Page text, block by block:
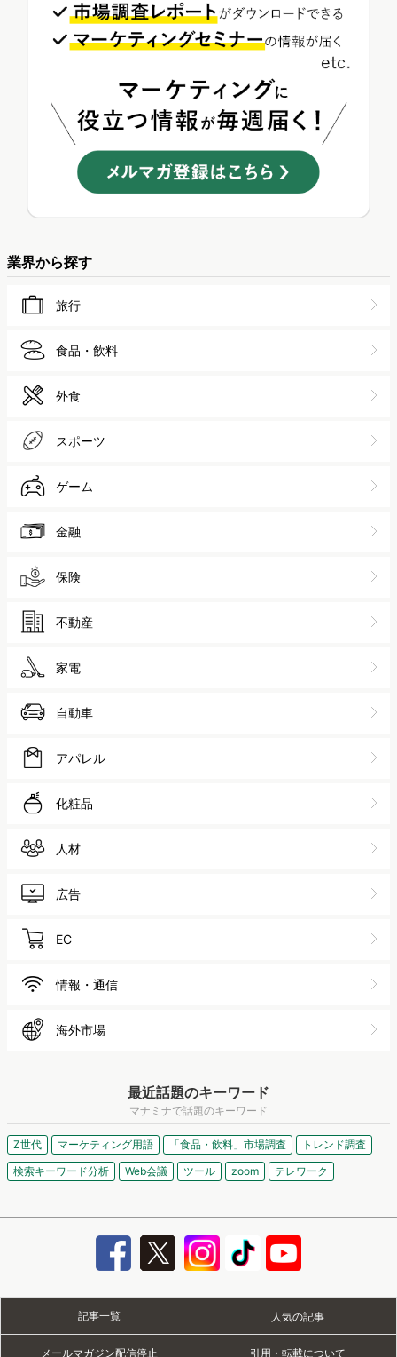
業界から探す
旅行
食品・飲料
外食
スポーツ
ゲーム
金融
保険
不動産
家電
自動車
アパレル
化粧品
人材
広告
EC
情報・通信
海外市場
最近話題のキーワード
マナミナで話題のキーワード
Z世代 マーケティング用語 「食品・飲料」市場調査
トレンド調査
検索キーワード分析
Web会議 ツール zoom テレワーク
記事一覧 人気の記事
メールマガジン配信停止 引用・転載について